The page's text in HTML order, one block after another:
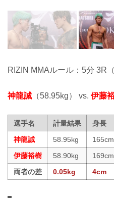
RIZIN MMAルール：5分 3R
神龍誠 （58.95kg） vs. 伊藤
選手名 計量結果 身長
神龍誠
58.95kg 165cm
伊藤裕樹
58.90kg 169cm
両者の差
0.05kg 4cm